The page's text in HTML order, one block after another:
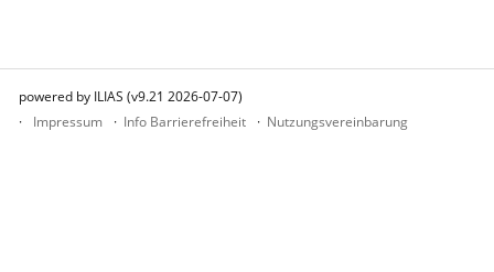
powered by ILIAS (v9.21 2026-07-07)
Impressum
Info Barrierefreiheit Nutzungsvereinbarung